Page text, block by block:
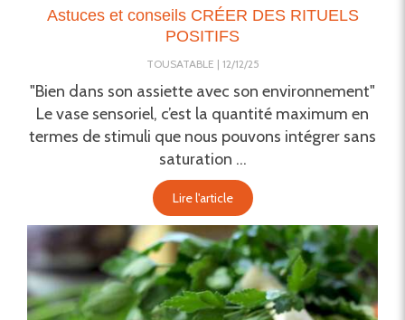
Astuces et conseils CRÉER DES RITUELS
POSITIFS
TOUSATABLE 12/12/25
"Bien dans son assiette avec son environnement"
Le vase sensoriel, c’est la quantité maximum en
termes de stimuli que nous pouvons intégrer sans
saturation ...
Lire l'article